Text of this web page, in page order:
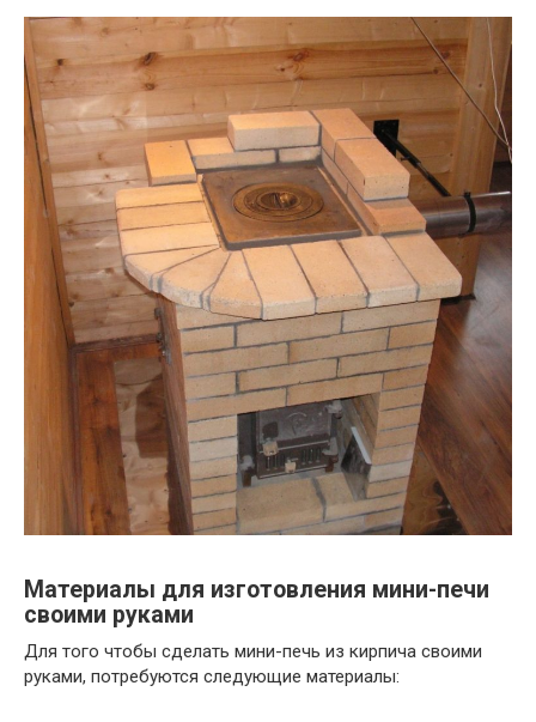
Материалы для изготовления мини-печи
своими руками
Для того чтобы сделать мини-печь из кирпича своими
руками, потребуются следующие материалы: